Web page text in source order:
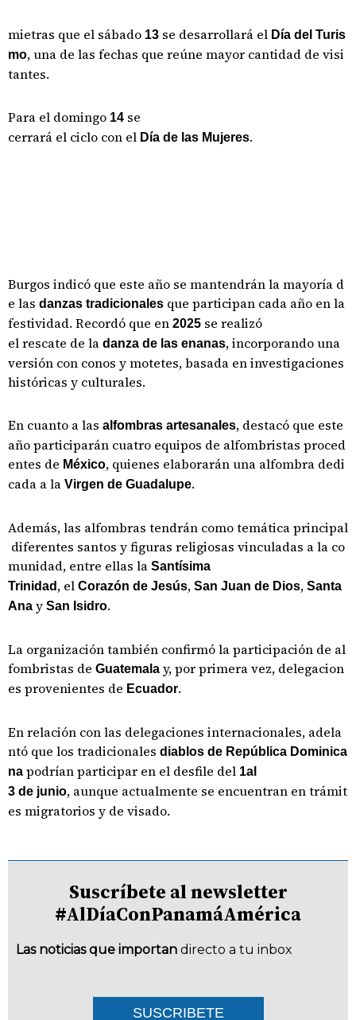
mietras que el sábado 13 se desarrollará el Día del Turis
mo, una de las fechas que reúne mayor cantidad de visi
tantes.
Para el domingo 14 se
cerrará el ciclo con el Día de las Mujeres.
Burgos indicó que este año se mantendrán la mayoría d
e las danzas tradicionales que participan cada año en la
festividad. Recordó que en 2025 se realizó
el rescate de la danza de las enanas, incorporando una
versión con conos y motetes, basada en investigaciones
históricas y culturales.
En cuanto a las alfombras artesanales, destacó que este
año participarán cuatro equipos de alfombristas proced
entes de México, quienes elaborarán una alfombra dedi
cada a la Virgen de Guadalupe.
Además, las alfombras tendrán como temática principal
diferentes santos y figuras religiosas vinculadas a la co
munidad, entre ellas la Santísima
Trinidad , el Corazón de Jesús, San Juan de Dios, Santa
Ana y San Isidro.
La organización también confirmó la participación de al
fombristas de Guatemala y, por primera vez, delegacion
es provenientes de Ecuador.
En relación con las delegaciones internacionales, adela
ntó que los tradicionales diablos de República Dominica
na podrían participar en el desfile del 1al
3 de junio, aunque actualmente se encuentran en trámit
es migratorios y de visado.
Suscríbete al newsletter
#AlDíaConPanamáAmérica
Las noticias que importan directo a tu inbox
SUSCRIBETE